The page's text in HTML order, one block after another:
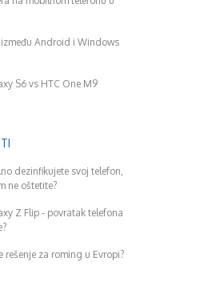
između Android i Windows
S6 vs HTC One M9
dezinfikujete svoj telefon,
ne oštetite?
Z Flip - povratak telefona
rešenje za roming u Evropi?